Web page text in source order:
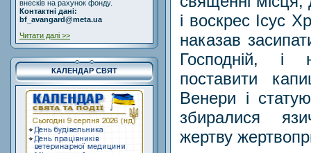
внесків на рахунок фонду.
Контактні дані:
bf_avangard@meta.ua
Читати далі >>
КАЛЕНДАР СВЯТ
і воскрес Ісус
наказав
Господній, і
поставити
Венери і
збиралися
жертву